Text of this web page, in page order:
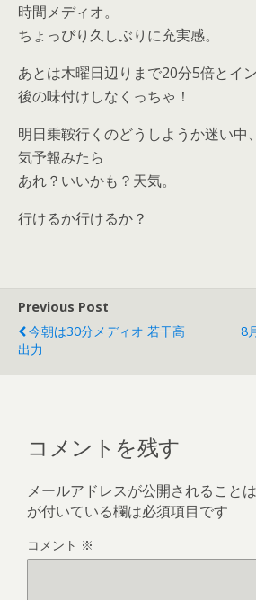
時間メディオ。
ちょっぴり久しぶりに充実感。
あとは木曜日辺りまで20分5倍とイ
後の味付けしなくっちゃ！
明日乗鞍行くのどうしようか迷い中
気予報みたら
あれ？いいかも？天気。
行けるか行けるか？
Previous Post
今朝は30分メディオ 若干高
出力
8
コメントを残す
メールアドレスが公開されることは
が付いている欄は必須項目です
コメント ※